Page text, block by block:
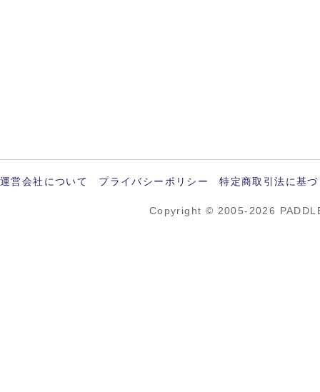
運営会社について プライバシーポリシー 特定商取引法に基
Copyright © 2005-2026